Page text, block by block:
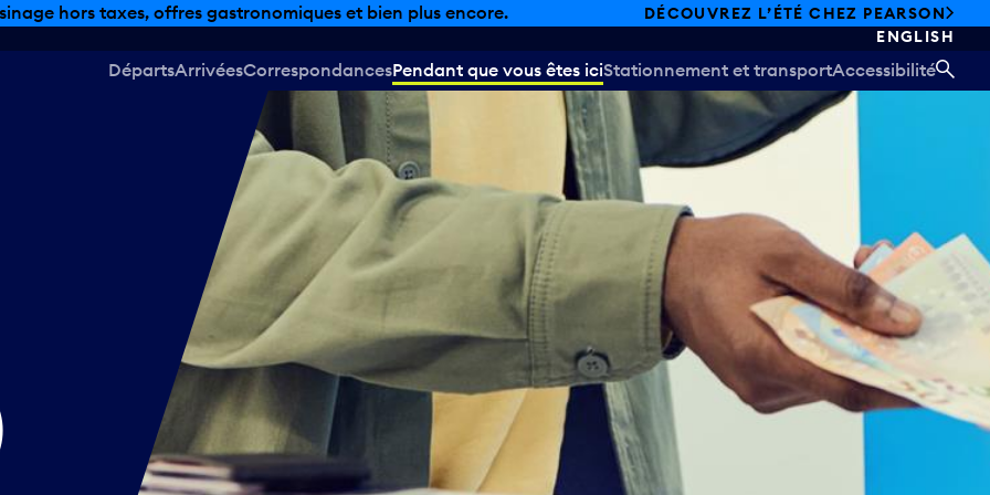
hors taxes, offres gastronomiques et bien plus encore.
DÉCOUVREZ L’ÉTÉ CHEZ PEARSON
ENGLISH
DépartsArrivéesCorrespondancesPendant que vous êtes iciStationnement et transportAccessibilité